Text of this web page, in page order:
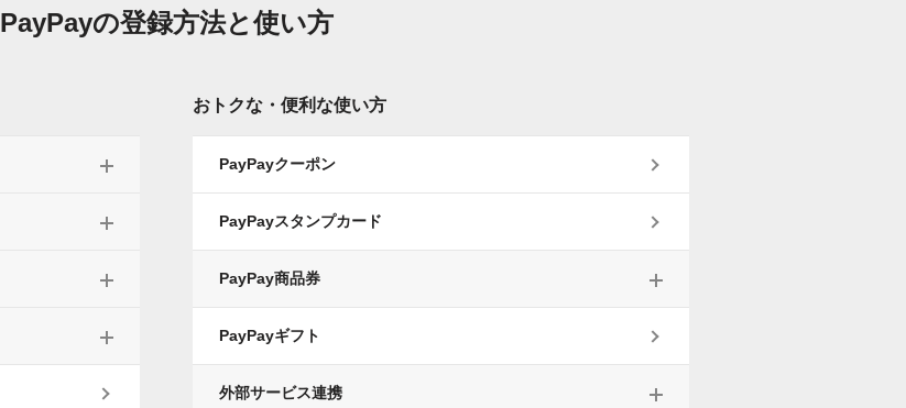
PayPayの登録方法と使い方
おトクな・便利な使い方
PayPayクーポン
PayPayスタンプカード
PayPay商品券
PayPayギフト
外部サービス連携